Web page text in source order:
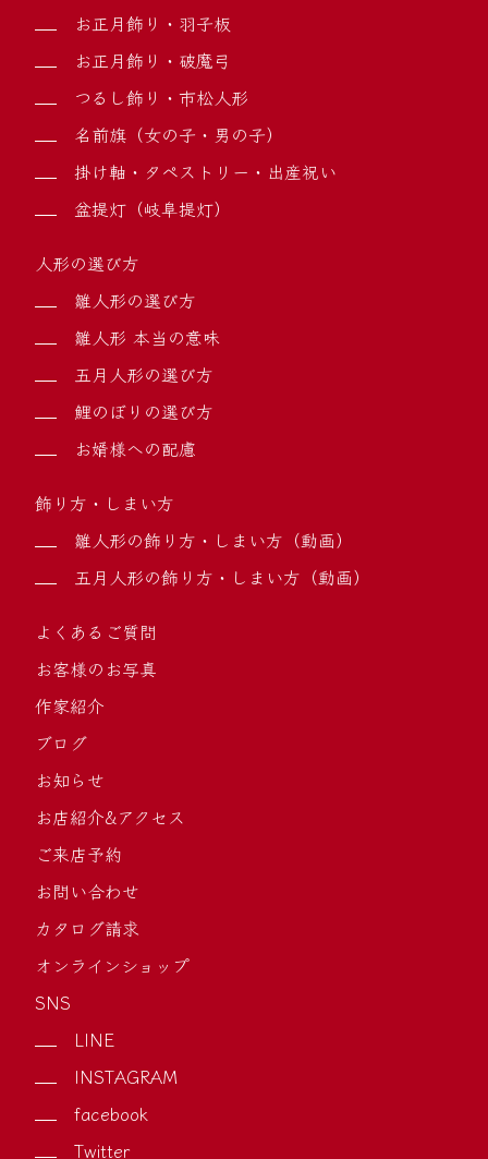
お正月飾り・羽子板
お正月飾り・破魔弓
つるし飾り・市松人形
名前旗（女の子・男の子）
掛け軸・タペストリー・出産祝い
盆提灯（岐阜提灯）
人形の選び方
雛人形の選び方
雛人形 本当の意味
五月人形の選び方
鯉のぼりの選び方
お婿様への配慮
飾り方・しまい方
雛人形の飾り方・しまい方（動画）
五月人形の飾り方・しまい方（動画）
よくあるご質問
お客様のお写真
作家紹介
ブログ
お知らせ
お店紹介&アクセス
ご来店予約
お問い合わせ
カタログ請求
オンラインショップ
SNS
LINE
INSTAGRAM
facebook
Twitter